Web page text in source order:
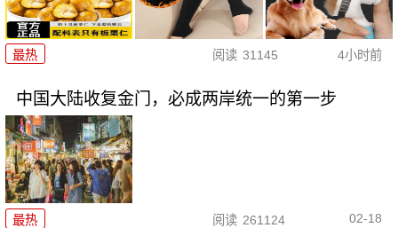
最热 阅读 31145 4小时前
中国大陆收复金门，必成两岸统一的第一步
最热 阅读 261124 02-18